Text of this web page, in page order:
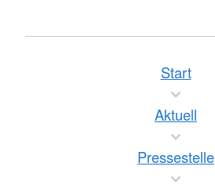
Start
Aktuell
Pressestelle